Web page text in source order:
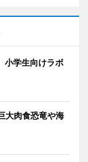
小学生向けラボ
大肉食恐竜や海